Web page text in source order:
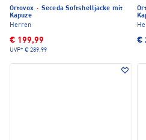
Ortovox · Seceda Softshelljacke mit
Kapuze
Herren
€ 199,99
UVP* € 289,99
€